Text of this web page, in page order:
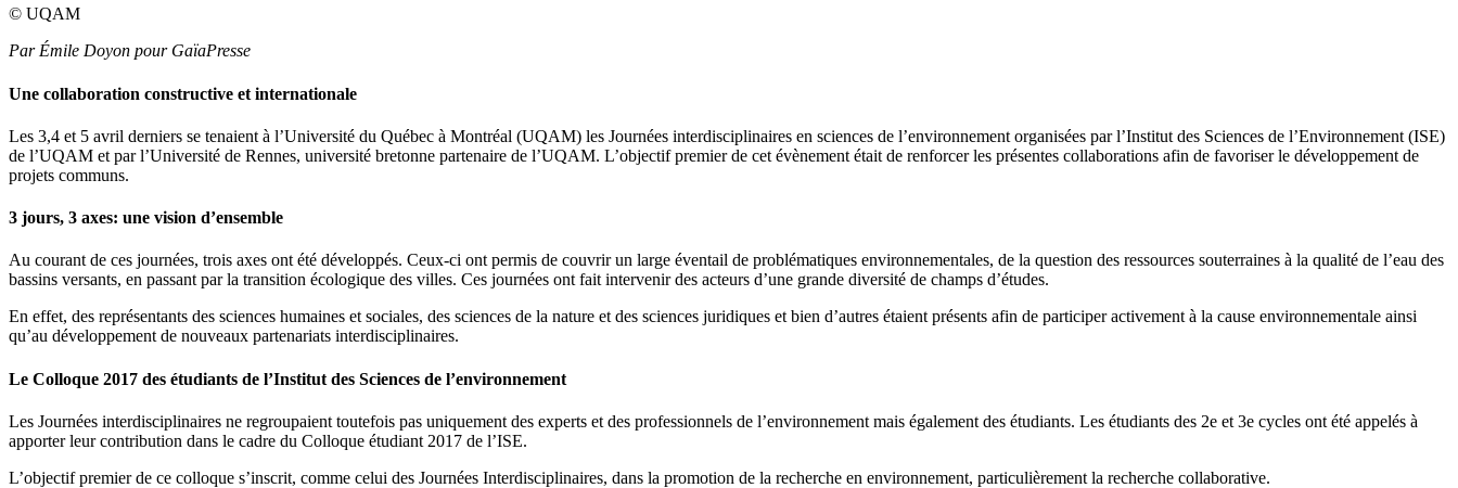
© UQAM
Par Émile Doyon pour GaïaPresse
Une collaboration constructive et internationale
Les 3,4 et 5 avril derniers se tenaient à l’Université du Québec à Montréal (UQAM) les Journées interdisciplinaires en sciences de l’environnement organisées par l’Institut des Sciences de l’Environnement (ISE)
de l’UQAM et par l’Université de Rennes, université bretonne partenaire de l’UQAM. L’objectif premier de cet évènement était de renforcer les présentes collaborations afin de favoriser le développement de
projets communs.
3 jours, 3 axes: une vision d’ensemble
Au courant de ces journées, trois axes ont été développés. Ceux-ci ont permis de couvrir un large éventail de problématiques environnementales, de la question des ressources souterraines à la qualité de l’eau des
bassins versants, en passant par la transition écologique des villes. Ces journées ont fait intervenir des acteurs d’une grande diversité de champs d’études.
En effet, des représentants des sciences humaines et sociales, des sciences de la nature et des sciences juridiques et bien d’autres étaient présents afin de participer activement à la cause environnementale ainsi
qu’au développement de nouveaux partenariats interdisciplinaires.
Le Colloque 2017 des étudiants de l’Institut des Sciences de l’environnement
Les Journées interdisciplinaires ne regroupaient toutefois pas uniquement des experts et des professionnels de l’environnement mais également des étudiants. Les étudiants des 2e et 3e cycles ont été appelés à
apporter leur contribution dans le cadre du Colloque étudiant 2017 de l’ISE.
L’objectif premier de ce colloque s’inscrit, comme celui des Journées Interdisciplinaires, dans la promotion de la recherche en environnement, particulièrement la recherche collaborative.